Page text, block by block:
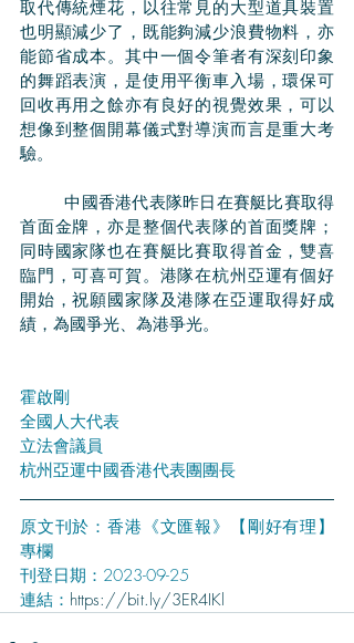
取代傳統煙花，以往常見的大型道具裝置
也明顯減少了，既能夠減少浪費物料，亦
能節省成本。其中一個令筆者有深刻印象
的舞蹈表演，是使用平衡車入場，環保可
回收再用之餘亦有良好的視覺效果，可以
想像到整個開幕儀式對導演而言是重大考
驗。
	中國香港代表隊昨日在賽艇比賽取得
首面金牌，亦是整個代表隊的首面獎牌；
同時國家隊也在賽艇比賽取得首金，雙喜
臨門，可喜可賀。港隊在杭州亞運有個好
開始，祝願國家隊及港隊在亞運取得好成
績，為國爭光、為港爭光。
霍啟剛
全國人大代表
立法會議員
杭州亞運中國香港代表團團長
原文刊於：香港《文匯報》【剛好有理】
專欄
刊登日期：2023-09-25
連結： https://bit.ly/3ER4IKl